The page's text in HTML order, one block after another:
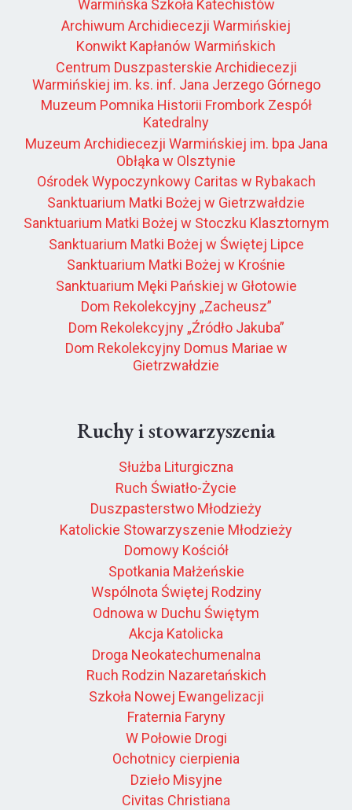
Warmińska Szkoła Katechistów
Archiwum Archidiecezji Warmińskiej
Konwikt Kapłanów Warmińskich
Centrum Duszpasterskie Archidiecezji
Warmińskiej im. ks. inf. Jana Jerzego Górnego
Muzeum Pomnika Historii Frombork Zespół
Katedralny
Muzeum Archidiecezji Warmińskiej im. bpa Jana
Obłąka w Olsztynie
Ośrodek Wypoczynkowy Caritas w Rybakach
Sanktuarium Matki Bożej w Gietrzwałdzie
Sanktuarium Matki Bożej w Stoczku Klasztornym
Sanktuarium Matki Bożej w Świętej Lipce
Sanktuarium Matki Bożej w Krośnie
Sanktuarium Męki Pańskiej w Głotowie
Dom Rekolekcyjny „Zacheusz”
Dom Rekolekcyjny „Źródło Jakuba”
Dom Rekolekcyjny Domus Mariae w
Gietrzwałdzie
Ruchy i stowarzyszenia
Służba Liturgiczna
Ruch Światło-Życie
Duszpasterstwo Młodzieży
Katolickie Stowarzyszenie Młodzieży
Domowy Kościół
Spotkania Małżeńskie
Wspólnota Świętej Rodziny
Odnowa w Duchu Świętym
Akcja Katolicka
Droga Neokatechumenalna
Ruch Rodzin Nazaretańskich
Szkoła Nowej Ewangelizacji
Fraternia Faryny
W Połowie Drogi
Ochotnicy cierpienia
Dzieło Misyjne
Civitas Christiana